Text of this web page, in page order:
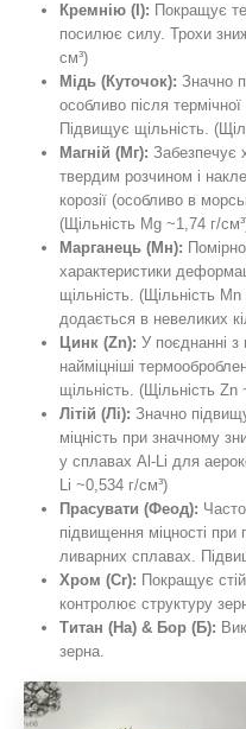
Кремнію (І): Покращує
посилює силу. Трохи
см³)
Мідь (Куточок): Значно
особливо після
Підвищує щільність.
Магній (Мг): Забезпечує
твердим розчином і
корозії (особливо в
(Щільність Mg ~1,74 г/
Марганець (Мн):
характеристики
щільність. (Щільність
додається в невеликих
Цинк (Zn): У поєднанні з
найміцніші
щільність. (Щільність Zn
Літій (Лі): Значно
міцність при значному
у сплавах Al-Li для
Li ~0,534 г/см³)
Прасувати (Феод):
підвищення міцності
ливарних сплавах.
Хром (Cr): Покращує
контролює структуру
Титан (На) & Бор (Б):
зерна.